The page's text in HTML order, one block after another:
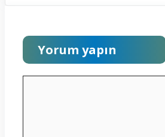
Yorum yapın